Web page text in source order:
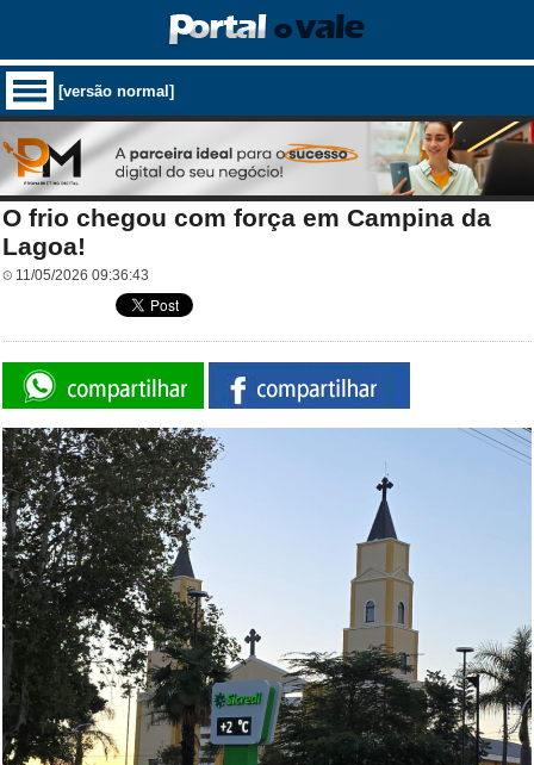
[versão normal]
O frio chegou com força em Campina da
Lagoa!
11/05/2026 09:36:43